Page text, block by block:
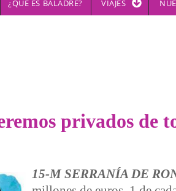
¿QUÉ ES BALADRE? VIAJES
privados de
15-M SERRANÍA DE